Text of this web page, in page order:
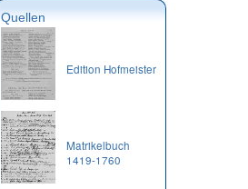
Quellen
Edition Hofmeister
Matrikelbuch
1419-1760